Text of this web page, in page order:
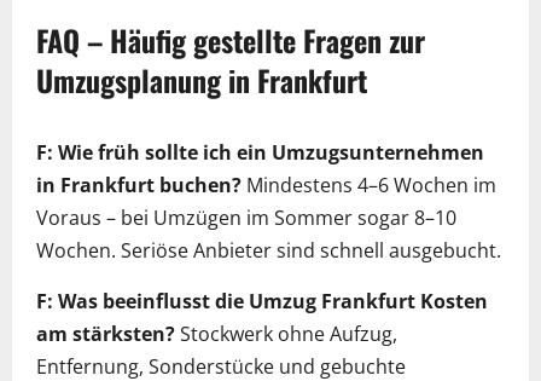
FAQ – Häufig gestellte Fragen zur
Umzugsplanung in Frankfurt
F: Wie früh sollte ich ein Umzugsunternehmen
in Frankfurt buchen? Mindestens 4–6 Wochen im
Voraus – bei Umzügen im Sommer sogar 8–10
Wochen. Seriöse Anbieter sind schnell ausgebucht.
F: Was beeinflusst die Umzug Frankfurt Kosten
am stärksten?Stockwerk ohne Aufzug,
Entfernung, Sonderstücke und gebuchte